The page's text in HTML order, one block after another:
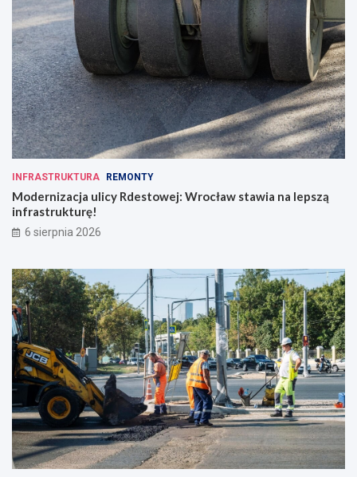
INFRASTRUKTURA REMONTY
Modernizacja ulicy Rdestowej: Wrocław stawia na lepszą
infrastrukturę!
6 sierpnia 2026